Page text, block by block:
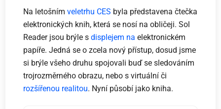
Na letošnímveletrhu CES byla představena čtečka
elektronických knih, která se nosí na obličeji. Sol
Reader jsou brýle sdisplejem na elektronickém
papíře. Jedná se o zcela nový přístup, dosud jsme
si brýle všeho druhu spojovali buď se sledováním
trojrozměrného obrazu, nebo s virtuální či
rozšířenou realitou. Nyní působí jako kniha.